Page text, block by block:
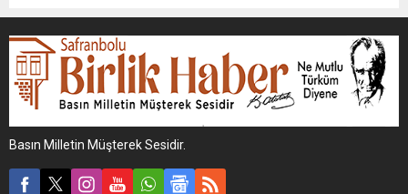
Basın Milletin Müşterek Sesidir.